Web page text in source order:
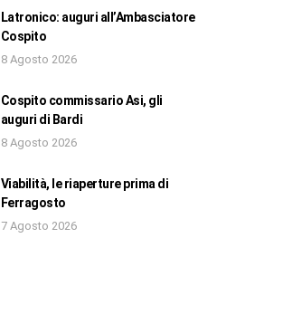
Latronico: auguri all’Ambasciatore
Cospito
8 Agosto 2026
Cospito commissario Asi, gli
auguri di Bardi
8 Agosto 2026
Viabilità, le riaperture prima di
Ferragosto
7 Agosto 2026